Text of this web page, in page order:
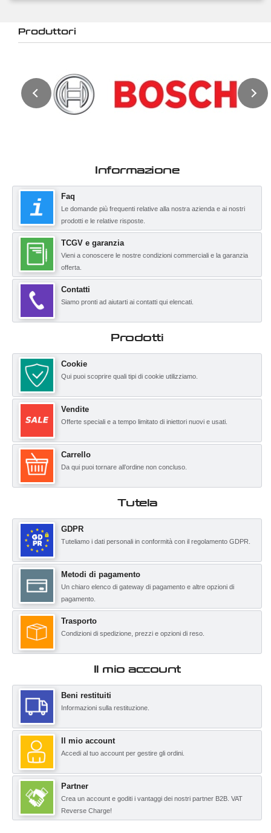
Produttori
Informazione
Faq
Le domande più frequenti relative alla nostra azienda e ai nostri
prodotti e le relative risposte.
TCGV e garanzia
Vieni a conoscere le nostre condizioni commerciali e la garanzia
offerta.
Contatti
Siamo pronti ad aiutarti ai contatti qui elencati.
Prodotti
Cookie
Qui puoi scoprire quali tipi di cookie utilizziamo.
Vendite
Offerte speciali e a tempo limitato di iniettori nuovi e usati.
Carrello
Da qui puoi tornare all’ordine non concluso.
Tutela
GDPR
Tuteliamo i dati personali in conformità con il regolamento GDPR.
Metodi di pagamento
Un chiaro elenco di gateway di pagamento e altre opzioni di
pagamento.
Trasporto
Condizioni di spedizione, prezzi e opzioni di reso.
Il mio account
Beni restituiti
Informazioni sulla restituzione.
Il mio account
Accedi al tuo account per gestire gli ordini.
Partner
Crea un account e goditi i vantaggi dei nostri partner B2B. VAT
Reverse Charge!